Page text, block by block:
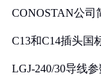
CONOSTAN公司
C13和C14插头国
LGJ-240/30导线